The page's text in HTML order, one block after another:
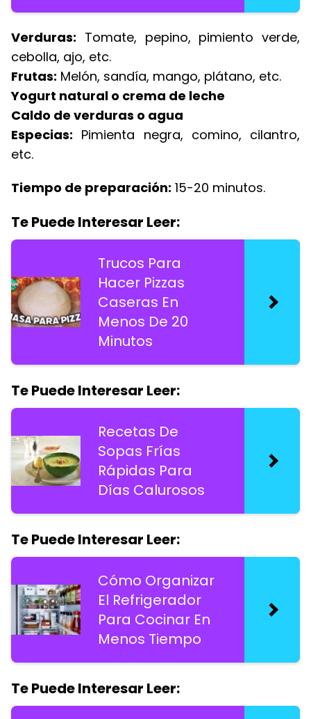
Verduras: Tomate, pepino, pimiento verde,
cebolla, ajo, etc.
Frutas: Melón, sandía, mango, plátano, etc.
Yogurt natural o crema de leche
Caldo de verduras o agua
Especias: Pimienta negra, comino, cilantro,
etc.
Tiempo de preparación: 15-20 minutos.
Te Puede Interesar Leer:
Trucos Para
Hacer Pizzas
Caseras En
Menos De 20
Minutos
Te Puede Interesar Leer:
Recetas De
Sopas Frías
Rápidas Para
Días Calurosos
Te Puede Interesar Leer:
Cómo Organizar
El Refrigerador
Para Cocinar En
Menos Tiempo
Te Puede Interesar Leer: